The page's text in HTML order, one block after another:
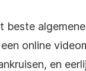
beste
online
en